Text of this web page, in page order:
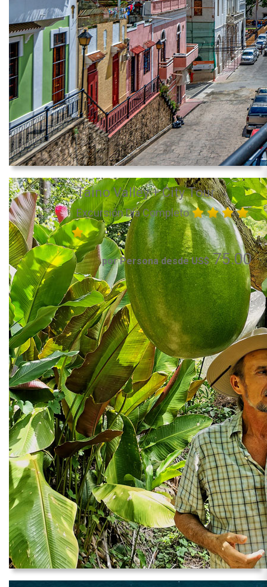
Taino Valley + City Tour
Excursión Día Completo
por Persona desde US$75.00